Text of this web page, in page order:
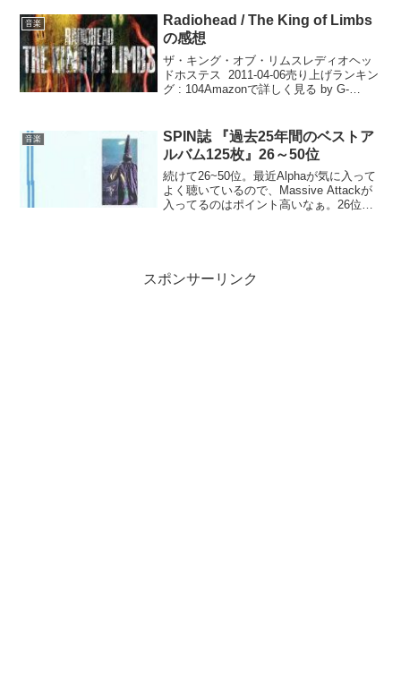
音楽
Radiohead / The King of Limbs
の感想
ザ・キング・オブ・リムスレディオヘッ
ドホステス 2011-04-06売り上げランキン
グ : 104Amazonで詳しく見る by G-
行...
音楽
SPIN誌 『過去25年間のベストア
ルバム125枚』26～50位
続けて26~50位。最近Alphaが気に入って
よく聴いているので、Massive Attackが
入ってるのはポイント高いなぁ。26位
スポンサーリンク